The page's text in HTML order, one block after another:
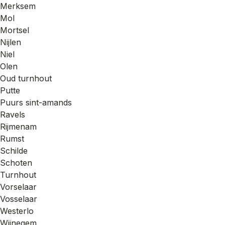
Merksem
Mol
Mortsel
Nijlen
Niel
Olen
Oud turnhout
Putte
Puurs sint-amands
Ravels
Rijmenam
Rumst
Schilde
Schoten
Turnhout
Vorselaar
Vosselaar
Westerlo
Wijnegem